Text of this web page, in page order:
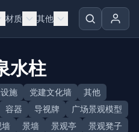
材质 其他
水柱
施 党建文化墙
其他
容器 导视牌
广场景观模型
景墙 景观亭
景观凳子